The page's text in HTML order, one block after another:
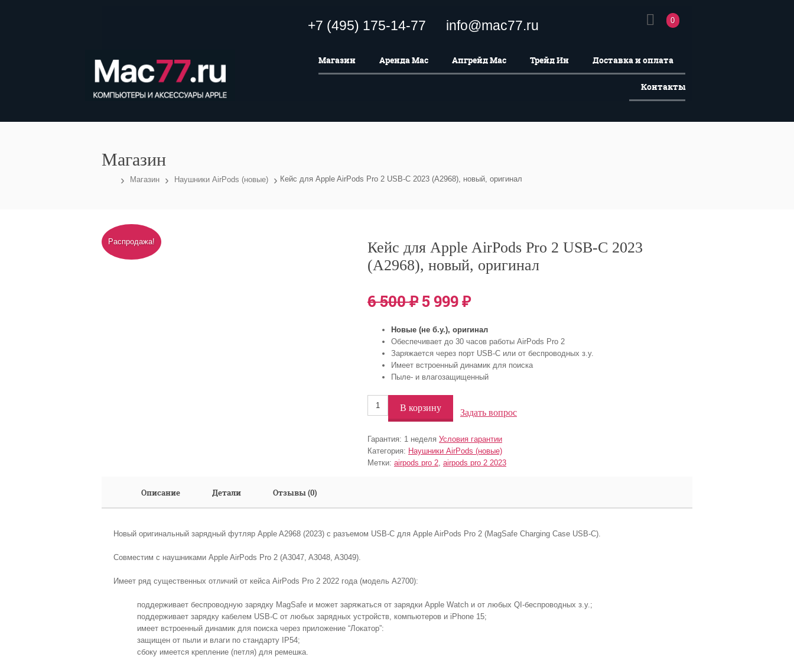
+7 (495) 175-14-77 info@mac77.ru 0
Магазин Аренда Mac Апгрейд Mac Трейд Ин Доставка и оплата
Контакты
Магазин
› Магазин › Наушники AirPods (новые) › Кейс для Apple AirPods Pro 2 USB-C 2023 (A2968), новый, оригинал
Распродажа!
Кейс для Apple AirPods Pro 2 USB-C 2023
(A2968), новый, оригинал
6 500₽ 5 999₽
Новые (не б.у.), оригинал
Обеспечивает до 30 часов работы AirPods Pro 2
Заряжается через порт USB-C или от беспроводных з.у.
Имеет встроенный динамик для поиска
Пыле- и влагозащищенный
В корзину Задать вопрос
Гарантия: 1 неделя Условия гарантии
Категория: Наушники AirPods (новые)
Метки: airpods pro 2 airpods pro 2 2023
Описание Детали Отзывы (0)
Новый оригинальный зарядный футляр Apple A2968 (2023) с разъемом USB-C для Apple AirPods Pro 2 (MagSafe Charging Case USB‑C).
Совместим с наушниками Apple AirPods Pro 2 (A3047, A3048, A3049).
Имеет ряд существенных отличий от кейса AirPods Pro 2 2022 года (модель A2700):
поддерживает беспроводную зарядку MagSafe и может заряжаться от зарядки Apple Watch и от любых QI-беспроводных з.у.;
поддерживает зарядку кабелем USB-C от любых зарядных устройств, компьютеров и iPhone 15;
имеет встроенный динамик для поиска через приложение “Локатор”:
защищен от пыли и влаги по стандарту IP54;
сбоку имеется крепление (петля) для ремешка.